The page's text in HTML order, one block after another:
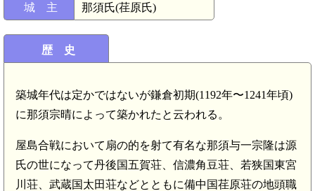
城 主 那須氏(荏原氏)
歴 史
築城年代は定かではないが鎌倉初期(1192年〜1241年頃)
に那須宗晴によって築かれたと云われる。
屋島合戦において扇の的を射て有名な那須与一宗隆は源
氏の世になって丹後国五賀荘、信濃角豆荘、若狭国東宮
川荘、武蔵国太田荘などとともに備中国荏原荘の地頭職